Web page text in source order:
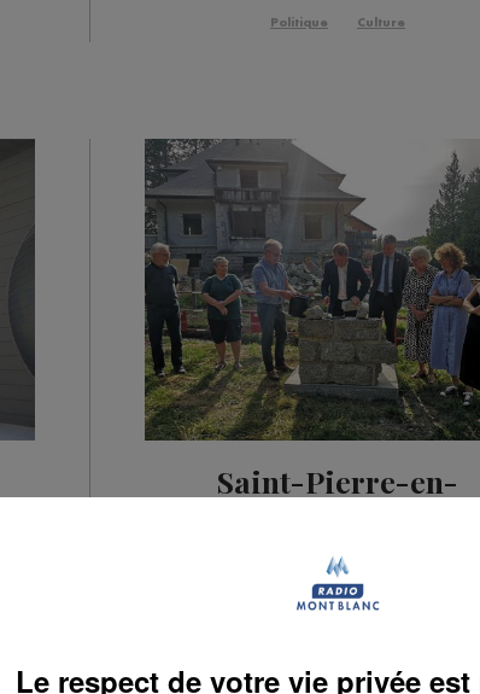
Politique Culture
Saint-Pierre-en-
culturel ouvrira en
septembre 2024
Le respect de votre vie privée